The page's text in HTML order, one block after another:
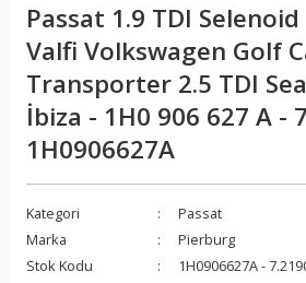
Passat 1.9 TDI
Valfi Volkswagen Golf
Transporter 2.5 TDI
İbiza - 1H0 906 627 A -
1H0906627A
Kategori
Passat
Marka
Pierburg
Stok Kodu
1H0906627A -